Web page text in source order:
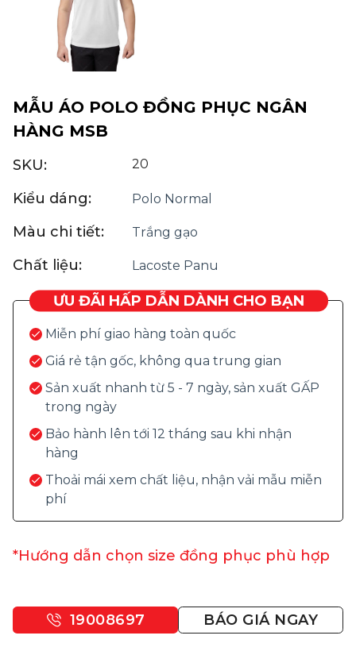
MẪU ÁO POLO ĐỒNG PHỤC NGÂN
HÀNG MSB
SKU: 20
Kiểu dáng: Polo Normal
Màu chi tiết: Trắng gạo
Chất liệu: Lacoste Panu
ƯU ĐÃI HẤP DẪN DÀNH CHO BẠN
Miễn phí giao hàng toàn quốc
Giá rẻ tận gốc, không qua trung gian
Sản xuất nhanh từ 5 - 7 ngày, sản xuất GẤP
trong ngày
Bảo hành lên tới 12 tháng sau khi nhận
hàng
Thoải mái xem chất liệu, nhận vải mẫu miễn
phí
*Hướng dẫn chọn size đồng phục phù hợp
19008697 BÁO GIÁ NGAY